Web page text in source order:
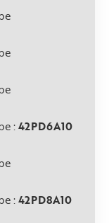
:42PD6A10
:42PD8A10